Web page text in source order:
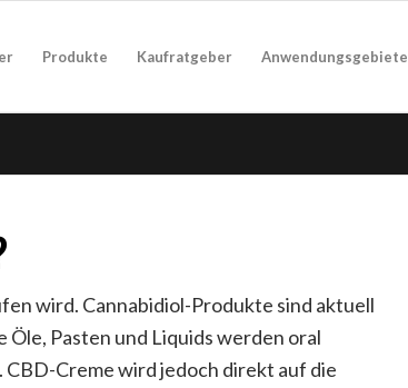
Produkte Kaufratgeber Anwendungsgebiete
wird. Cannabidiol-Produkte sind aktuell
Öle, Pasten und Liquids werden oral
Creme wird jedoch direkt auf die